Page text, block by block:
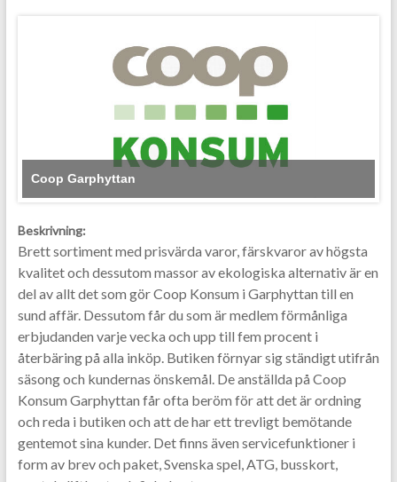
Coop Garphyttan
Beskrivning:
Brett sortiment med prisvärda varor, färskvaror av högsta
kvalitet och dessutom massor av ekologiska alternativ är en
del av allt det som gör Coop Konsum i Garphyttan till en
sund affär. Dessutom får du som är medlem förmånliga
erbjudanden varje vecka och upp till fem procent i
återbäring på alla inköp. Butiken förnyar sig ständigt utifrån
säsong och kundernas önskemål. De anställda på Coop
Konsum Garphyttan får ofta beröm för att det är ordning
och reda i butiken och att de har ett trevligt bemötande
gentemot sina kunder. Det finns även servicefunktioner i
form av brev och paket, Svenska spel, ATG, busskort,